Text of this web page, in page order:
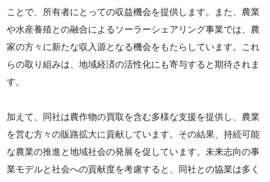
ことで、所有者にとっての収益機会を提供します。また、農業
や水産養殖との融合によるソーラーシェアリング事業では、農
家の方々に新たな収入源となる機会をもたらしています。これ
らの取り組みは、地域経済の活性化にも寄与すると期待されま
す。
加えて、同社は農作物の買取を含む多様な支援を提供し、農業
を営む方々の販路拡大に貢献しています。その結果、持続可能
な農業の推進と地域社会の発展を促しています。未来志向の事
業モデルと社会への貢献度を考慮すると、同社との協業は多く